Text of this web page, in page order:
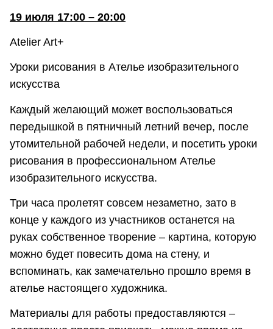
19 июля 17:00 – 20:00
Atelier Art+
Уроки рисования в Ателье изобразительного
искусства
Каждый желающий может воспользоваться
передышкой в пятничный летний вечер, после
утомительной рабочей недели, и посетить уроки
рисования в профессиональном Ателье
изобразительного искусства.
Три часа пролетят совсем незаметно, зато в
конце у каждого из участников останется на
руках собственное творение – картина, которую
можно будет повесить дома на стену, и
вспоминать, как замечательно прошло время в
ателье настоящего художника.
Материалы для работы предоставляются –